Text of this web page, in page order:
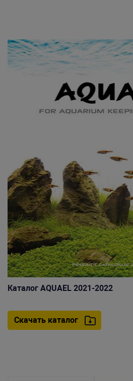
Каталог AQUAEL 2021-2022
Скачать каталог